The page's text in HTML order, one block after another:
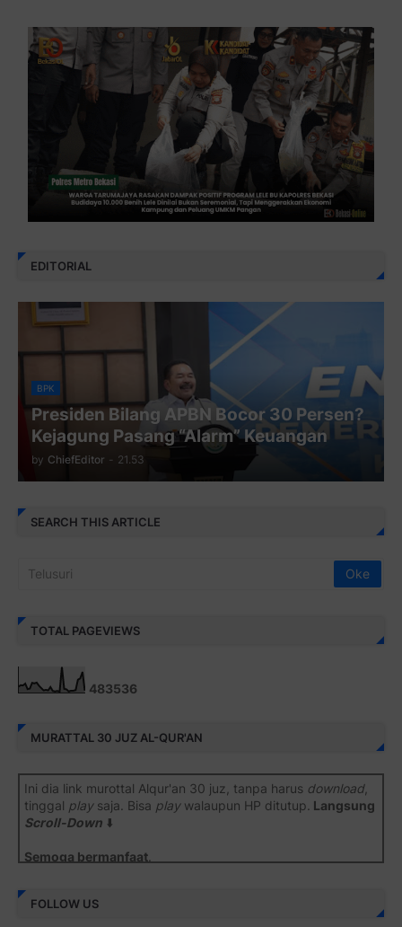
EDITORIAL
BPK
Presiden Bilang APBN Bocor 30 Persen?
Kejagung Pasang “Alarm” Keuangan
by ChiefEditor - 21.53
SEARCH THIS ARTICLE
TOTAL PAGEVIEWS
483536
MURATTAL 30 JUZ AL-QUR'AN
Ini dia link murottal Alqur'an 30 juz, tanpa harus download,
tinggal playsaja. Bisa playwalaupun HP ditutup. Langsung
Scroll-Down ⬇️
Semoga bermanfaat
Juz 1 ⇨
FOLLOW US